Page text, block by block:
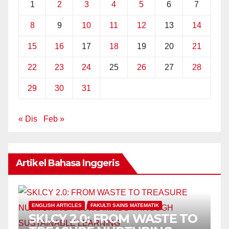
1 2 3 4 5 6 7
8 9 10 11 12 13 14
15 16 17 18 19 20 21
22 23 24 25 26 27 28
29 30 31
« Dis Feb »
Artikel Bahasa Inggeris
ENGLISH ARTICLES FAKULTI SAINS MATEMATIK
SKI.CY 2.0: FROM WASTE TO